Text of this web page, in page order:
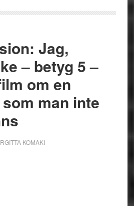
Jag,
– betyg 5 –
om en
man inte
KOMAKI